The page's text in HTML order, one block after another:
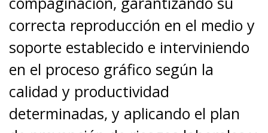
correcta reproducción en el medio y
soporte establecido e interviniendo
en el proceso gráfico según la
calidad y productividad
determinadas, y aplicando el plan